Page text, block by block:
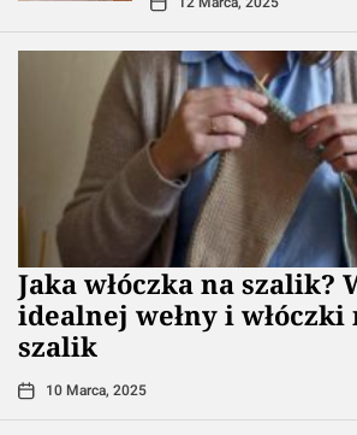
Jaka włóczka na szalik?
idealnej wełny i włóczki
szalik
10 Marca, 2025